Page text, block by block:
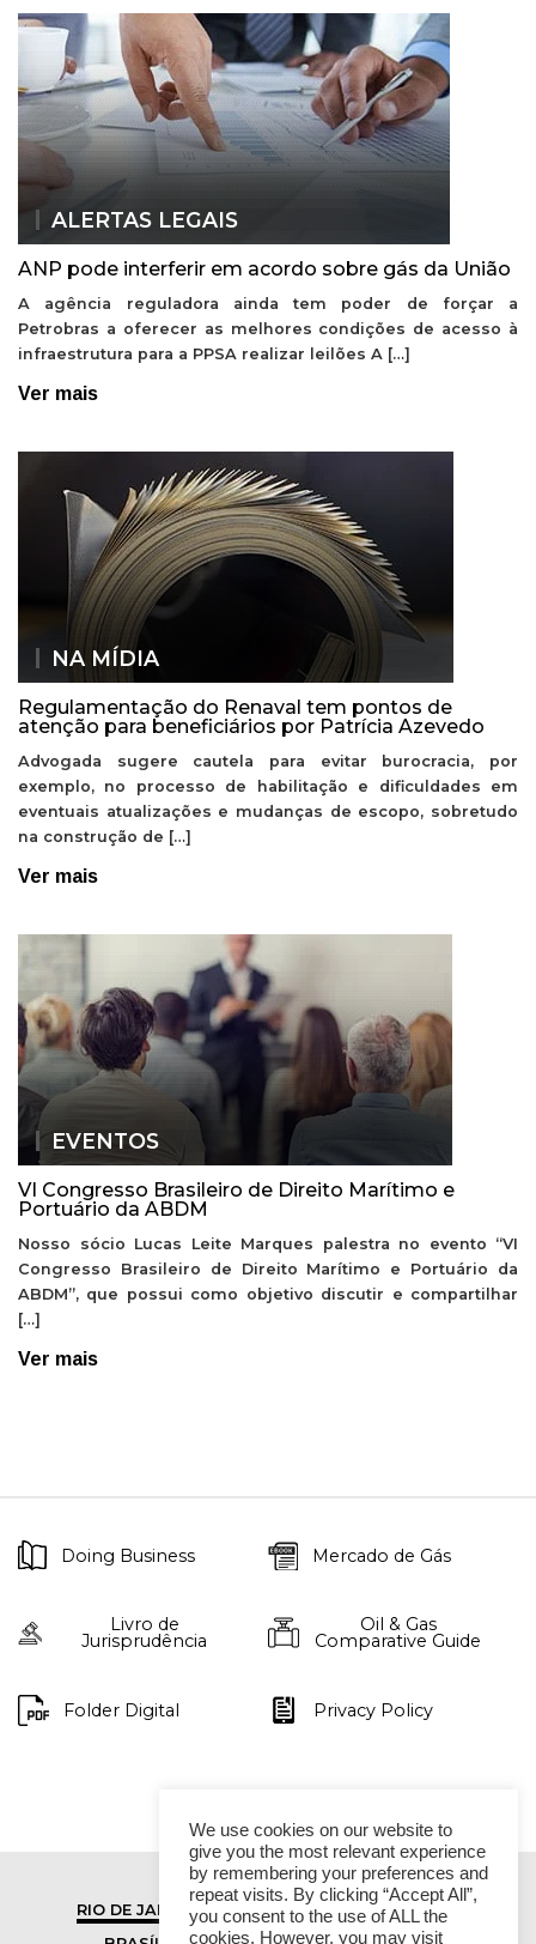
ALERTAS LEGAIS
ANP pode interferir em acordo sobre gás da União
A agência reguladora ainda tem poder de forçar a
Petrobras a oferecer as melhores condições de acesso à
infraestrutura para a PPSA realizar leilões A […]
Ver mais
NA MÍDIA
Regulamentação do Renaval tem pontos de
atenção para beneficiários por Patrícia Azevedo
Advogada sugere cautela para evitar burocracia, por
exemplo, no processo de habilitação e dificuldades em
eventuais atualizações e mudanças de escopo, sobretudo
na construção de […]
Ver mais
EVENTOS
VI Congresso Brasileiro de Direito Marítimo e
Portuário da ABDM
Nosso sócio Lucas Leite Marques palestra no evento “VI
Congresso Brasileiro de Direito Marítimo e Portuário da
ABDM”, que possui como objetivo discutir e compartilhar
[…]
Ver mais
Doing Business Mercado de Gás
Livro de
Jurisprudência
Oil & Gas
Comparative Guide
Folder Digital Privacy Policy
RIO DE JANEIRO
SÃO PAULO
We use cookies on our website to
give you the most relevant experience
by remembering your preferences and
repeat visits. By clicking “Accept All”,
you consent to the use of ALL the
cookies. However, you may visit